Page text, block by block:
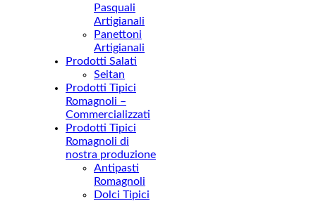
Pasquali
Artigianali
Panettoni
Artigianali
Prodotti Salati
Seitan
Prodotti Tipici
Romagnoli –
Commercializzati
Prodotti Tipici
Romagnoli di
nostra produzione
Antipasti
Romagnoli
Dolci Tipici